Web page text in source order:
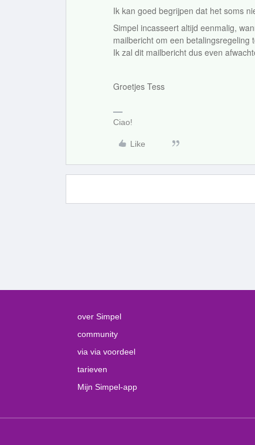
Ik kan goed begrijpen dat het soms
Simpel incasseert altijd eenmalig,
mailbericht om een betalingsregeling
Ik zal dit mailbericht dus even
Groetjes Tess
Ciao!
Like
over Simpel
community
via via voordeel
tarieven
Mijn Simpel-app